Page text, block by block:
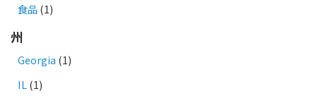
食品(1)
州
Georgia (1)
IL(1)